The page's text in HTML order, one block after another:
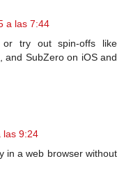
a las 7:44
or try out spin-offs like
and SubZero on iOS and
las 9:24
in a web browser without